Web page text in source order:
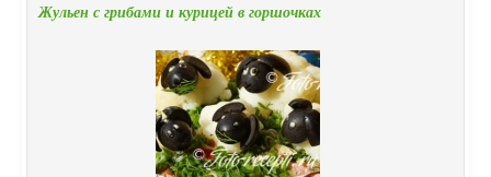
Жульен с грибами и курицей в горшочках